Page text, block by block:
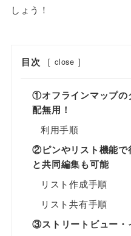
しょう！
目次 [ close ]
①オフラインマップの
配無用！
利用手順
②ピンやリスト機能で
と共同編集も可能
リスト作成手順
リスト共有手順
③ストリートビュー・